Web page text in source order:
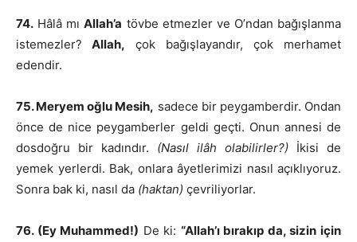
74. Hâlâ mıAllah’a tövbe etmezler ve O’ndan bağışlanma
istemezler? Allah, çok bağışlayandır, çok merhamet
edendir.
75. Meryem oğlu Mesih, sadece bir peygamberdir. Ondan
önce de nice peygamberler geldi geçti. Onun annesi de
dosdoğru bir kadındır. (Nasıl ilâh olabilirler?) İkisi de
yemek yerlerdi. Bak, onlara âyetlerimizi nasıl açıklıyoruz.
Sonra bak ki, nasıl da (haktan) çevriliyorlar.
76. (Ey Muhammed!) De ki: “Allah’ı bırakıp da, sizin için